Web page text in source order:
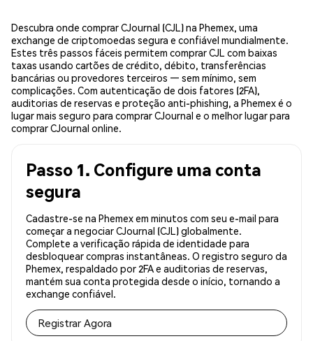
Descubra onde comprar CJournal (CJL) na Phemex, uma
exchange de criptomoedas segura e confiável mundialmente.
Estes três passos fáceis permitem comprar CJL com baixas
taxas usando cartões de crédito, débito, transferências
bancárias ou provedores terceiros — sem mínimo, sem
complicações. Com autenticação de dois fatores (2FA),
auditorias de reservas e proteção anti-phishing, a Phemex é o
lugar mais seguro para comprar CJournal e o melhor lugar para
comprar CJournal online.
Passo 1. Configure uma conta
segura
Cadastre-se na Phemex em minutos com seu e-mail para
começar a negociar CJournal (CJL) globalmente.
Complete a verificação rápida de identidade para
desbloquear compras instantâneas. O registro seguro da
Phemex, respaldado por 2FA e auditorias de reservas,
mantém sua conta protegida desde o início, tornando a
exchange confiável.
Registrar Agora